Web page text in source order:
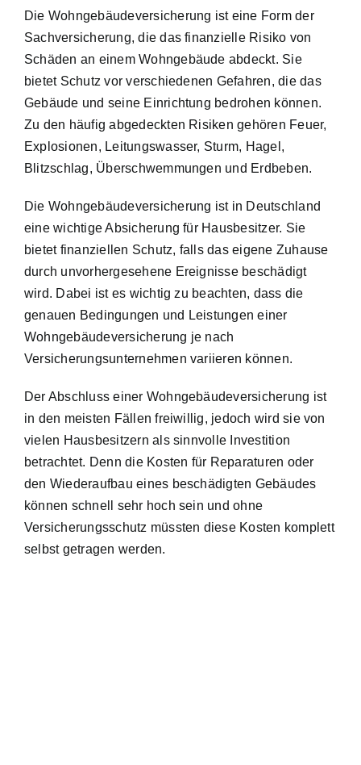
Die Wohngebäudeversicherung ist eine Form der
Sachversicherung, die das finanzielle Risiko von
Schäden an einem Wohngebäude abdeckt. Sie
bietet Schutz vor verschiedenen Gefahren, die das
Gebäude und seine Einrichtung bedrohen können.
Zu den häufig abgedeckten Risiken gehören Feuer,
Explosionen, Leitungswasser, Sturm, Hagel,
Blitzschlag, Überschwemmungen und Erdbeben.
Die Wohngebäudeversicherung ist in Deutschland
eine wichtige Absicherung für Hausbesitzer. Sie
bietet finanziellen Schutz, falls das eigene Zuhause
durch unvorhergesehene Ereignisse beschädigt
wird. Dabei ist es wichtig zu beachten, dass die
genauen Bedingungen und Leistungen einer
Wohngebäudeversicherung je nach
Versicherungsunternehmen variieren können.
Der Abschluss einer Wohngebäudeversicherung ist
in den meisten Fällen freiwillig, jedoch wird sie von
vielen Hausbesitzern als sinnvolle Investition
betrachtet. Denn die Kosten für Reparaturen oder
den Wiederaufbau eines beschädigten Gebäudes
können schnell sehr hoch sein und ohne
Versicherungsschutz müssten diese Kosten komplett
selbst getragen werden.